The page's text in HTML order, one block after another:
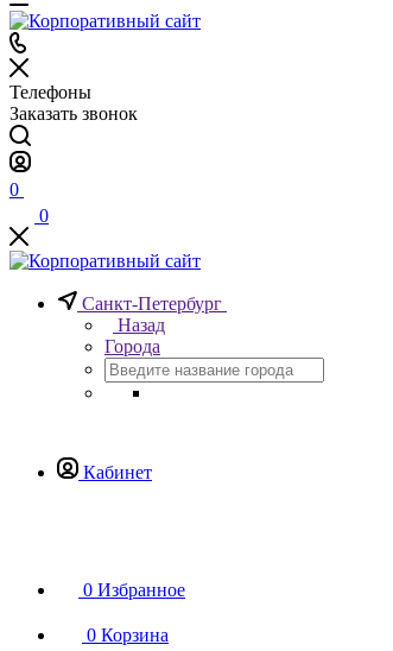
Телефоны
Заказать звонок
0
0
Санкт-Петербург
Назад
Города
Кабинет
0 Избранное
0 Корзина